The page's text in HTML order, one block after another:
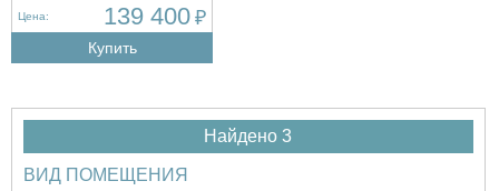
Цена: 139 400 ₽
Купить
Найдено 3
ВИД ПОМЕЩЕНИЯ